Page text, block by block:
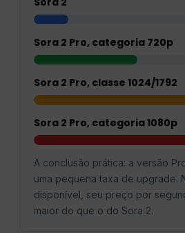
Sora 2 Pro, categoria 720p
Sora 2 Pro, classe 1024/1792
Sora 2 Pro, categoria 1080p
A conclusão prática: a versão
uma pequena taxa de upgrade.
disponível, seu preço por
maior do que o do Sora 2.